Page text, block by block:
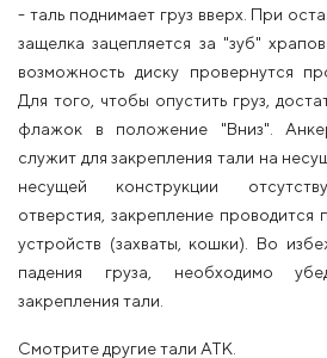
- таль поднимает груз вверх. При
защелка зацепляется за "зуб"
возможность диску провернутся
Для того, чтобы опустить груз,
флажок в положение "Вниз".
служит для закрепления тали на
несущей конструкции
отверстия, закрепление проводится
устройств (захваты, кошки). Во
падения груза, необходимо
закрепления тали.
Смотрите другие тали ATK.